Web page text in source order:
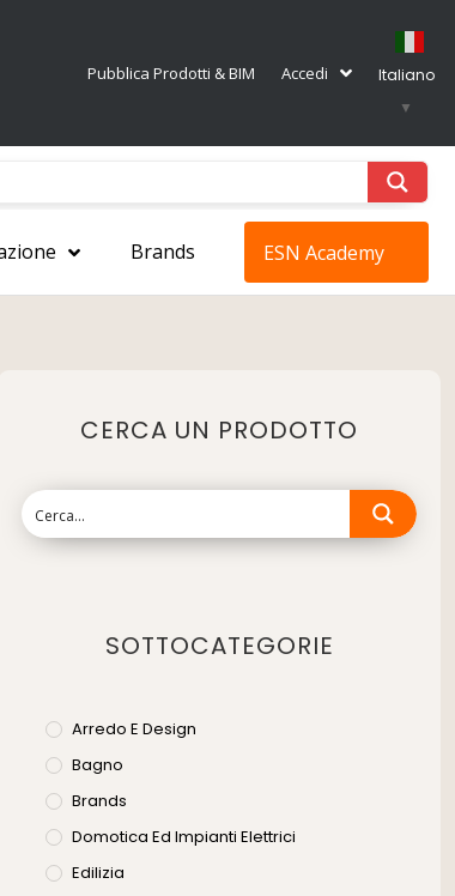
Pubblica Prodotti & BIM Accedi
Italiano
▼
Brands ESN Academy
CERCA UN PRODOTTO
SOTTOCATEGORIE
Arredo E Design
Bagno
Brands
Domotica Ed Impianti Elettrici
Edilizia